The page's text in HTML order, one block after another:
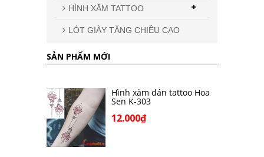
HÌNH XĂM TATTOO +
LÓT GIÀY TĂNG CHIỀU CAO
SẢN PHẨM MỚI
Hình xăm dán tattoo Hoa
Sen K-303
12.000₫